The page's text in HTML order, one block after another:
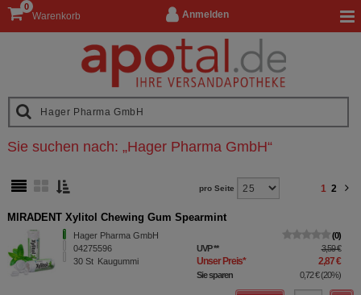
Anmelden
Warenkorb
0
Sie suchen nach: „Hager Pharma GmbH“
pro Seite 1 2
MIRADENT Xylitol Chewing Gum Spearmint
Hager Pharma GmbH
04275596
30 St Kaugummi
0
UVP** 3,59 €
Unser Preis* 2,87 €
Sie sparen 0,72 €(20%)